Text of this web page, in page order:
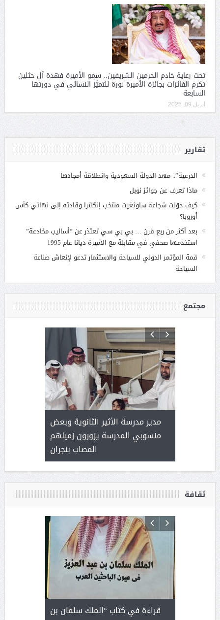
تحت رعاية خادم الحرمين الشريفين.. سمو الأميرة فهدة آل حثلين
تكرم الفائزات بجائزة الأميرة نورة للتميُّز النسائي في دورتها
السابعة
أبريل 09, 2025
تقارير
الدرعية”.. مهد الدولة السعودية وانطلاقة أمجادها
ماذا تعرف عن جوائز نوبل
كيف حوّلت شجاعة ساوثغيت منتخب إنكلترا وقادته إلى نهائي كأس
أوروبا؟
بعد أكثر من ربع قرن … بي بي سي تعتذر عن “أساليب مخادعة”
استخدمها صحفي في مقابلة مع الأميرة ديانا عام 1995
قمة المؤتمر الدولي للسياحة والاستثمار تدعو لإنعاش صناعة
السياحة
مجتمع
( محمد
مدير مدرسة الأثير الثانوية وبعض
منسوبي المدرسة يزورون زميلهم
المصاب بنجران
) .. ميراث
ثقافة
قراءة في كتاب “الملك سلمان بن
لايعرف